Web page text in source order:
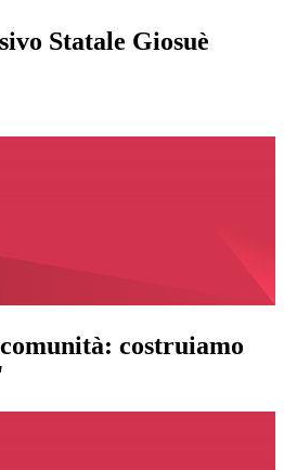
Statale Giosuè
costruiamo